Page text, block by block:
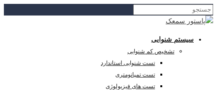
سیستم شنوایی
تشخیص کم شنوایی
تست شنوایی استاندارد
تست تمپانومتری
تست های فیزیولوژی